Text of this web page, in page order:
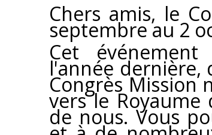
Chers amis, le
septembre au 2
Cet
l'année dernière,
Congrès Mission
vers le
de nous. Vous